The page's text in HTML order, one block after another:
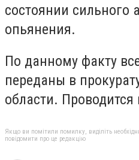
состоянии сильного
опьянения.
По данному факту
переданы в
области. Проводится
Якщо ви помітили помилку, виділіть
повідомити про це редакцію